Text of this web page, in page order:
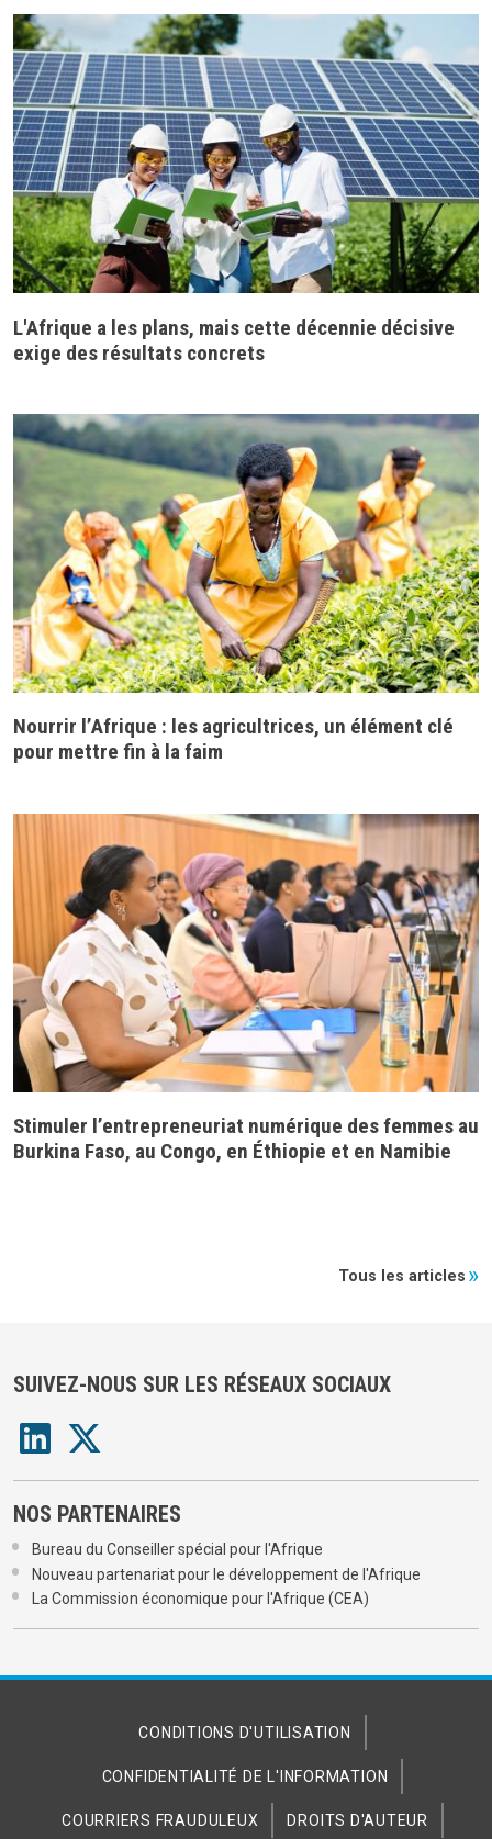
L'Afrique a les plans, mais cette décennie décisive
exige des résultats concrets
Nourrir l’Afrique : les agricultrices, un élément clé
pour mettre fin à la faim
Stimuler l’entrepreneuriat numérique des femmes au
Burkina Faso, au Congo, en Éthiopie et en Namibie
Tous les articles
SUIVEZ-NOUS SUR LES RÉSEAUX SOCIAUX
NOS PARTENAIRES
Bureau du Conseiller spécial pour l'Afrique
Nouveau partenariat pour le développement de l'Afrique
La Commission économique pour l'Afrique (CEA)
CONDITIONS D'UTILISATION
CONFIDENTIALITÉ DE L'INFORMATION
COURRIERS FRAUDULEUX DROITS D'AUTEUR